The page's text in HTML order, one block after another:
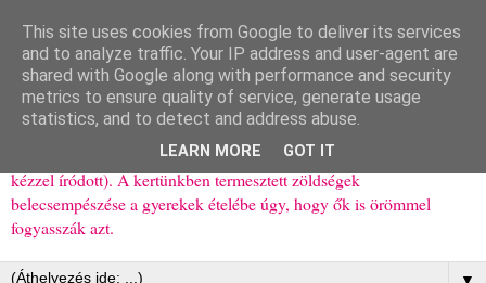
Ízőrző
Kisgyerekes család kipróbált, többnyire egészséges ételeket
bemutató receptjei a mindennapokra (mert a papírfecniket folyton
elhagyom) és gyerekeimnek ajándékba (mint régen, csak ez nem
kézzel íródott). A kertünkben termesztett zöldségek
belecsempészése a gyerekek ételébe úgy, hogy ők is örömmel
fogyasszák azt.
This site uses cookies from Google to deliver its services
and to analyze traffic. Your IP address and user-agent are
shared with Google along with performance and security
metrics to ensure quality of service, generate usage
statistics, and to detect and address abuse.
LEARN MORE GOT IT